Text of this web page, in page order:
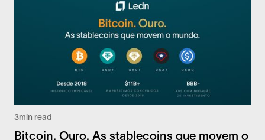
3min read
Bitcoin. Ouro. As stablecoins que movem o